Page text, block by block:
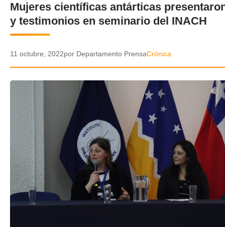
DEPORTES
ENTRETENIMIENTO Y CULTURA
POLICIAL
VIDEOS
GALERIA DE FOTOS
APP MÓVIL
TRANSPARENCIA
✕
Mujeres científicas antárticas
y testimonios en seminario del INACH
11 octubre, 2022por Departamento PrensaCrónica